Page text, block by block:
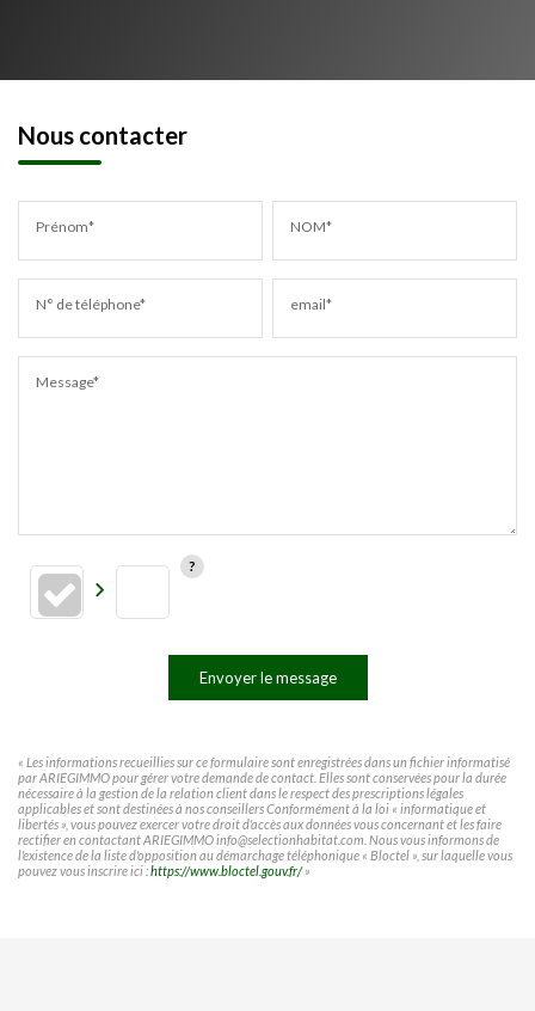
Nous contacter
Prénom* NOM*
N° de téléphone* email*
Message*
Envoyer le message
« Les informations recueillies sur ce formulaire sont enregistrées dans un fichier informatisé
par ARIEGIMMO pour gérer votre demande de contact. Elles sont conservées pour la durée
nécessaire à la gestion de la relation client dans le respect des prescriptions légales
applicables et sont destinées à nos conseillers Conformément à la loi « informatique et
libertés », vous pouvez exercer votre droit d'accès aux données vous concernant et les faire
rectifier en contactant ARIEGIMMO info@selectionhabitat.com. Nous vous informons de
l'existence de la liste d'opposition au démarchage téléphonique « Bloctel », sur laquelle vous
pouvez vous inscrire ici :https://www.bloctel.gouv.fr/»